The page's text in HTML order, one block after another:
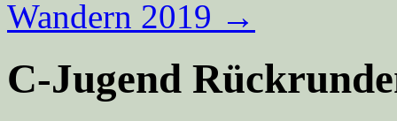
Wandern 2019 →
C-Jugend